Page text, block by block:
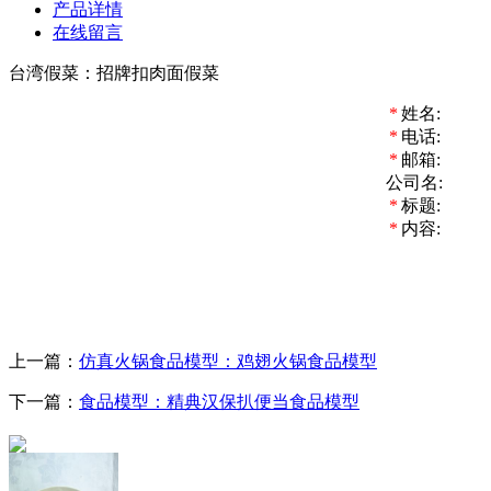
产品详情
在线留言
台湾假菜：招牌扣肉面假菜
* 姓名:
* 电话:
* 邮箱:
公司名:
* 标题:
* 内容:
上一篇： 仿真火锅食品模型：鸡翅火锅食品模型
下一篇： 食品模型：精典汉保扒便当食品模型